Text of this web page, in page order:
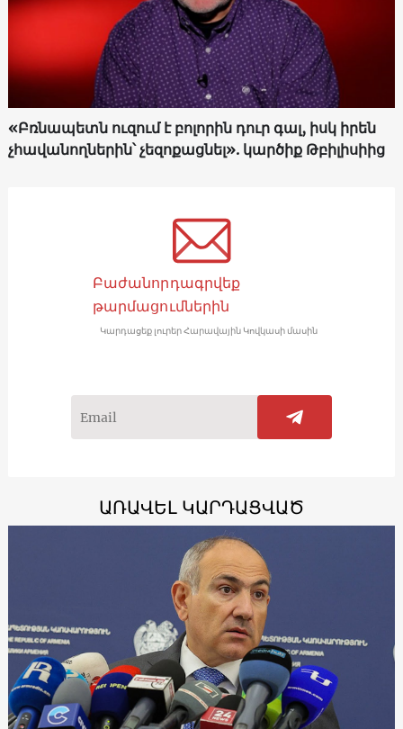
«Բռնապետն ուզում է բոլորին դուր գալ, իսկ իրեն
չհավանողներին՝ չեզոքացնել». կարծիք Թբիլիսիից
Բաժանորդագրվեք
թարմացումներին
Կարդացեք լուրեր Հարավային Կովկասի մասին
ԱՌԱՎԵԼ ԿԱՐԴԱՑՎԱԾ